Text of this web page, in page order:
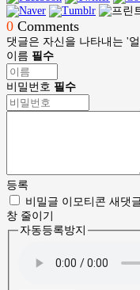
0 Comments
댓글은 자신을 나타내는 '
이름 필수
비밀번호 필수
등록
비밀글 이모티콘 새댓
창 줄이기
자동등록방지